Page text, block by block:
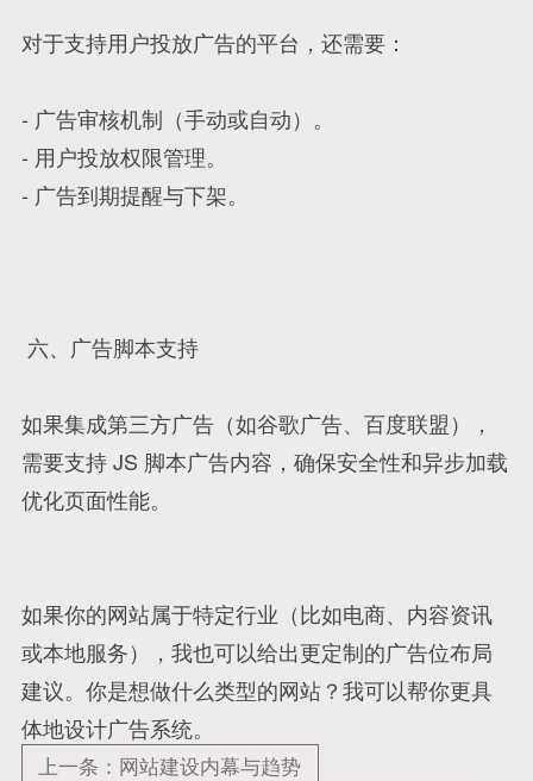
对于支持用户投放广告的平台，还需要：
- 广告审核机制（手动或自动）。
- 用户投放权限管理。
- 广告到期提醒与下架。
六、广告脚本支持
如果集成第三方广告（如谷歌广告、百度联盟），
需要支持 JS 脚本广告内容，确保安全性和异步加载
优化页面性能。
如果你的网站属于特定行业（比如电商、内容资讯
或本地服务），我也可以给出更定制的广告位布局
建议。你是想做什么类型的网站？我可以帮你更具
体地设计广告系统。
上一条：网站建设内幕与趋势